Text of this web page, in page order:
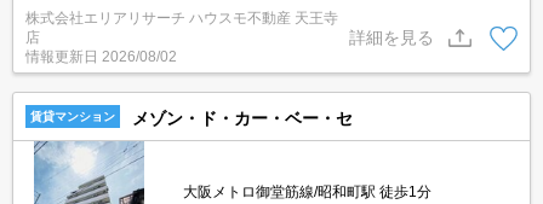
株式会社エリアリサーチ ハウスモ不動産 天王寺
店
情報更新日 2026/08/02
詳細を見る
賃貸マンション メゾン・ド・カー・ベー・セ
大阪メトロ御堂筋線/昭和町駅 徒歩1分